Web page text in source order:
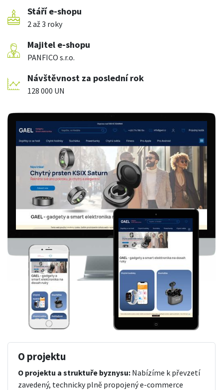
Stáří e-shopu
2 až 3 roky
Majitel e-shopu
PANFICO s.r.o.
Návštěvnost za poslední rok
128 000 UN
O projektu
O projektu a struktuře byznysu: Nabízíme k převzetí
zavedený, technicky plně propojený e-commerce